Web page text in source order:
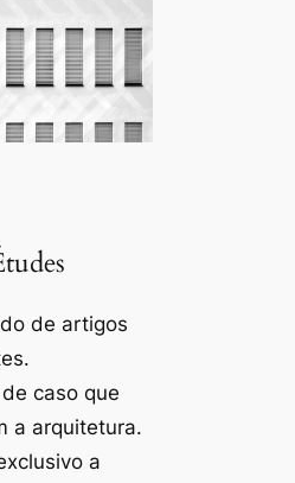
de artigos
caso que
a arquitetura.
a